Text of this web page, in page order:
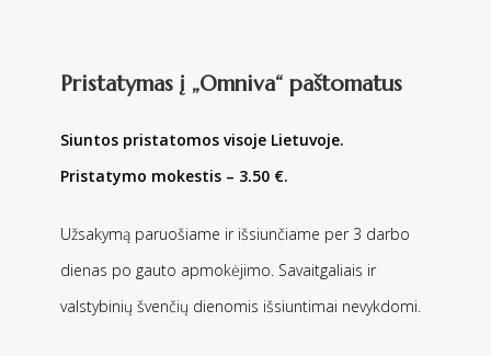
Pristatymas į „Omniva“ paštomatus
Siuntos pristatomos visoje Lietuvoje.
Pristatymo mokestis – 3.50 €.
Užsakymą paruošiame ir išsiunčiame per 3 darbo
dienas po gauto apmokėjimo. Savaitgaliais ir
valstybinių švenčių dienomis išsiuntimai nevykdomi.